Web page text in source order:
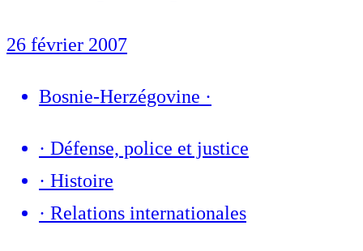
26 février 2007
Bosnie-Herzégovine ·
· Défense, police et justice
· Histoire
· Relations internationales